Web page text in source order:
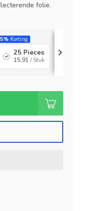
folie.
5% Korting
25 Pieces
15,91 / Stuk